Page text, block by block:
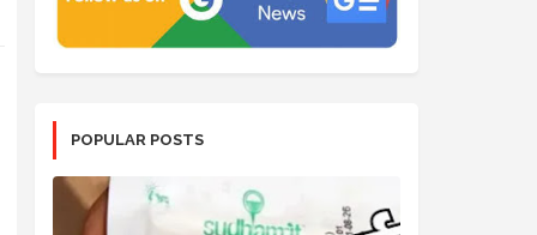
POPULAR POSTS